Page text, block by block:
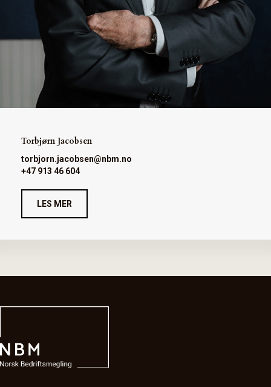
Torbjørn Jacobsen
torbjorn.jacobsen@nbm.no
+47 913 46 604
LES MER